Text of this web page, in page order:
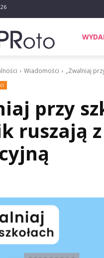
Wiadomości „Zwalniaj
przy
ruszają